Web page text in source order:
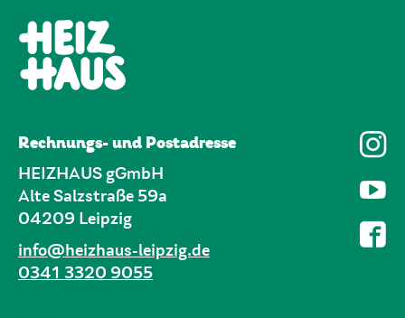
Rechnungs- und Postadresse
HEIZHAUS gGmbH
Alte Salzstraße 59a
04209 Leipzig
info@heizhaus-leipzig.de
0341 3320 9055